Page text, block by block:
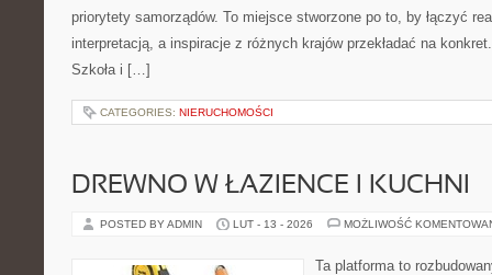
priorytety samorządów. To miejsce stworzone po to, by łączyć
interpretacją, a inspiracje z różnych krajów przekładać na
Szkoła i […]
CATEGORIES: NIERUCHOMOŚCI
DREWNO W ŁAZIENCE I KUCHNI
POSTED BY ADMIN LUT - 13 - 2026 MOŻLIWOŚĆ
Ta platforma to